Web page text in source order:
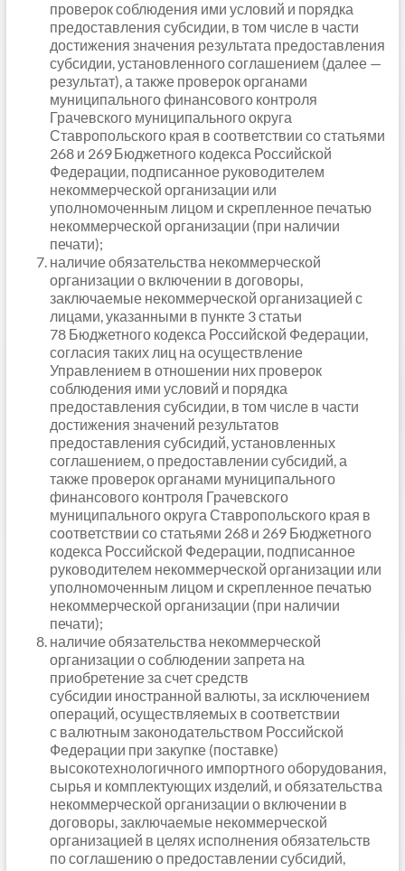
проверок соблюдения ими условий и порядка
предоставления субсидии, в том числе в части
достижения значения результата предоставления
субсидии, установленного соглашением (далее —
результат), а также проверок органами
муниципального финансового контроля
Грачевского муниципального округа
Ставропольского края в соответствии со статьями
268 и 269Бюджетного кодекса Российской
Федерации, подписанное руководителем
некоммерческой организации или
уполномоченным лицом и скрепленное печатью
некоммерческой организации (при наличии
печати);
наличие обязательства некоммерческой
организации о включении в договоры,
заключаемые некоммерческой организацией с
лицами, указанными в пункте 3 статьи
78 Бюджетного кодекса Российской Федерации,
согласия таких лиц на осуществление
Управлением в отношении них проверок
соблюдения ими условий и порядка
предоставления субсидии, в том числе в части
достижения значений результатов
предоставления субсидий, установленных
соглашением, о предоставлении субсидий, а
также проверок органами муниципального
финансового контроля Грачевского
муниципального округа Ставропольского края в
соответствии со статьями 268 и 269 Бюджетного
кодекса Российской Федерации, подписанное
руководителем некоммерческой организации или
уполномоченным лицом и скрепленное печатью
некоммерческой организации (при наличии
печати);
наличие обязательства некоммерческой
организации о соблюдении запрета на
приобретение за счет средств
субсидии иностранной валюты, за исключением
операций, осуществляемых в соответствии
с валютным законодательством Российской
Федерации при закупке (поставке)
высокотехнологичного импортного оборудования,
сырья и комплектующих изделий, и обязательства
некоммерческой организации о включении в
договоры, заключаемые некоммерческой
организацией в целях исполнения обязательств
по соглашению о предоставлении субсидий,